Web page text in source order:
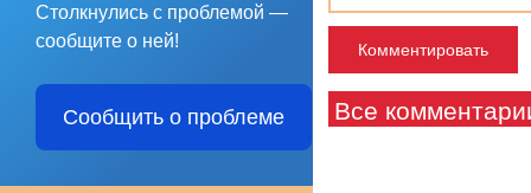
Столкнулись с проблемой —
сообщите о ней!
Сообщить о проблеме Все